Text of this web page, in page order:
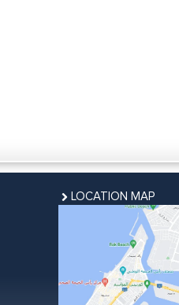
LOCATION MAP